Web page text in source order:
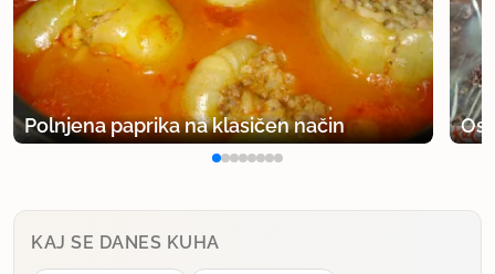
Polnjena paprika na klasičen način
KAJ SE DANES KUHA